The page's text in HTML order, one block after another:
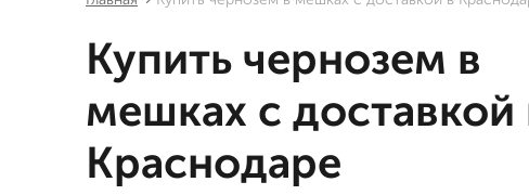
Купить чернозем в
мешках с доставкой
Краснодаре